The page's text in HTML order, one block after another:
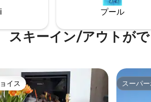
プール
スキーイン/アウトが
イス
イス スーパー
スーパ